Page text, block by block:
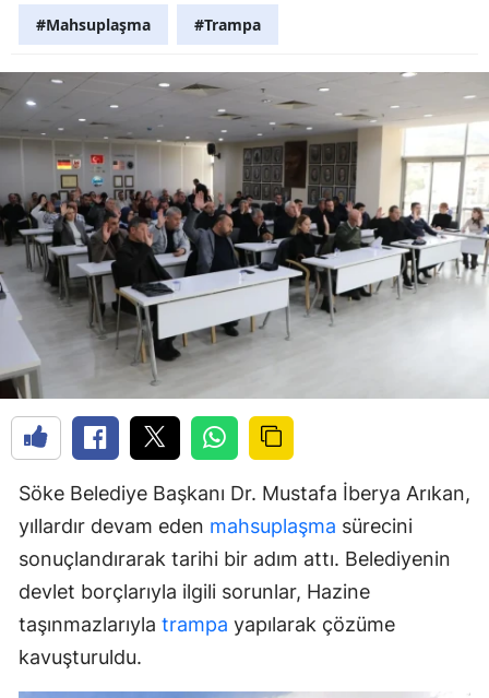
#Mahsuplaşma #Trampa
Söke Belediye Başkanı Dr. Mustafa İberya Arıkan,
yıllardır devam eden mahsuplaşma sürecini
sonuçlandırarak tarihi bir adım attı. Belediyenin
devlet borçlarıyla ilgili sorunlar, Hazine
taşınmazlarıyla trampa yapılarak çözüme
kavuşturuldu.